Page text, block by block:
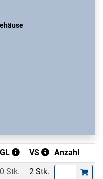
GL VS Anzahl
0 Stk. 2 Stk.